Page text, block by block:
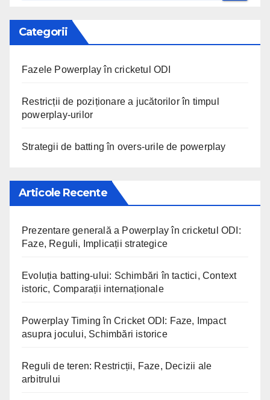
Categorii
Fazele Powerplay în cricketul ODI
Restricții de poziționare a jucătorilor în timpul
powerplay-urilor
Strategii de batting în overs-urile de powerplay
Articole Recente
Prezentare generală a Powerplay în cricketul ODI:
Faze, Reguli, Implicații strategice
Evoluția batting-ului: Schimbări în tactici, Context
istoric, Comparații internaționale
Powerplay Timing în Cricket ODI: Faze, Impact
asupra jocului, Schimbări istorice
Reguli de teren: Restricții, Faze, Decizii ale
arbitrului